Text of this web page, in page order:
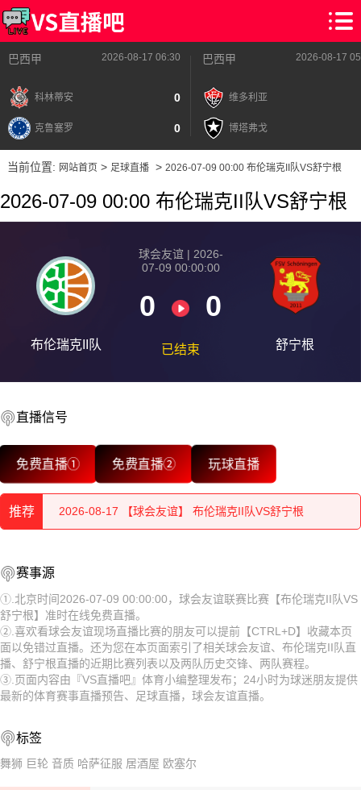
巴西甲 2026-08-17 06:30
科林蒂安 0
克鲁塞罗 0
巴西甲 2026-08-17
维多利亚
博塔弗戈
当前位置: 网站首页> 足球直播> 2026-07-09 00:00 布伦瑞克II队VS舒宁根
2026-07-09 00:00 布伦瑞克II队VS舒宁根
布伦瑞克II队
球会友谊 | 2026-
07-09 00:00:00
0 0
已结束 舒宁根
直播信号
免费直播① 免费直播② 玩球直播
推荐
2026-08-17 【球会友谊】 布伦瑞克II队VS舒宁根
2026-08-17 【球会友谊】 布伦瑞克II队VS舒宁根
2026-08-17 【球会友谊】 布伦瑞克II队VS舒宁根
2026-08-17 【球会友谊】 布伦瑞克II队VS舒宁根
2026-08-17 【球会友谊】 布伦瑞克II队VS舒宁根
2026-08-17 【球会友谊】 布伦瑞克II队VS舒宁根
2026-08-17 【球会友谊】 布伦瑞克II队VS舒宁根
2026-08-17 【球会友谊】 布伦瑞克II队VS舒宁根
2026-08-17 【球会友谊】 布伦瑞克II队VS舒宁根
2026-08-17 【球会友谊】 布伦瑞克II队VS舒宁根
2026-08-17 【球会友谊】 布伦瑞克II队VS舒宁根
赛事源
①.北京时间2026-07-09 00:00:00，球会友谊联赛比赛【布伦瑞克II队VS
舒宁根】准时在线免费直播。
②.喜欢看球会友谊现场直播比赛的朋友可以提前【CTRL+D】收藏本页
面以免错过直播。还为您在本页面索引了相关球会友谊、布伦瑞克II队直
播、舒宁根直播的近期比赛列表以及两队历史交锋、两队赛程。
③.页面内容由『VS直播吧』体育小编整理发布；24小时为球迷朋友提供
最新的体育赛事直播预告、足球直播，球会友谊直播。
标签
舞狮 巨轮 音质 哈萨征服 居酒屋 欧塞尔